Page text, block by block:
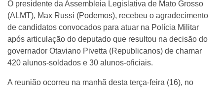
O presidente da Assembleia Legislativa de Mato Grosso
(ALMT), Max Russi (Podemos), recebeu o agradecimento
de candidatos convocados para atuar na Polícia Militar
após articulação do deputado que resultou na decisão do
governador Otaviano Pivetta (Republicanos) de chamar
420 alunos-soldados e 30 alunos-oficiais.
A reunião ocorreu na manhã desta terça-feira (16), no